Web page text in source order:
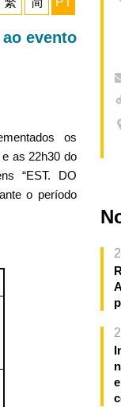
evento
os
as 22h30 do
“EST. DO
o período